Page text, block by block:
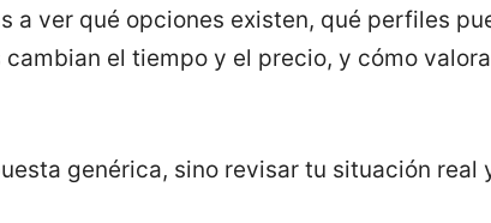
a ver qué opciones existen, qué perfiles
el tiempo y el precio, y cómo
genérica, sino revisar tu situación